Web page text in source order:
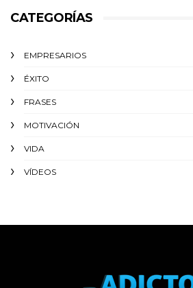
CATEGORÍAS
EMPRESARIOS
ÉXITO‬
FRASES
MOTIVACIÓN
VIDA
VÍDEOS